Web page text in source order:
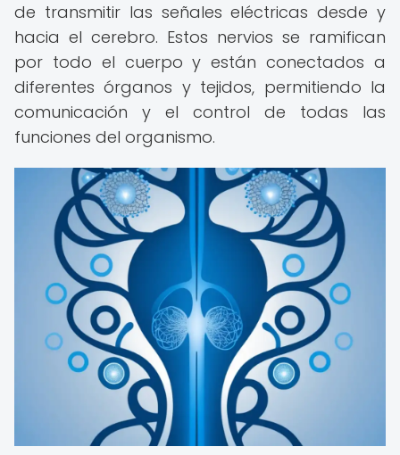
de transmitir las señales eléctricas desde y
hacia el cerebro. Estos nervios se ramifican
por todo el cuerpo y están conectados a
diferentes órganos y tejidos, permitiendo la
comunicación y el control de todas las
funciones del organismo.